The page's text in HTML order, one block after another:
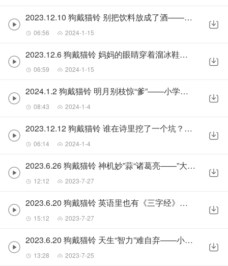
2023.12.10 狗戴猫铃 别把饮料放成了酒——食品饮料保质期知识（宣传版）
06:56 2024-1-15
2023.12.6 狗戴猫铃 妈妈的眼睛穿着溜冰鞋——大脑处理语言的神秘机制
06:59 2024-1-15
2024.1.2 狗戴猫铃 明月别枝惊“爹”——小学六年级上册《西江月》（宣传版）
08:43 2024-1-4
2023.12.12 狗戴猫铃 谁在诗里挖了一个坑？——小学语文五年级上册《题临安邸》(宣传版)
06:14 2024-1-4
2023.6.26 狗戴猫铃 神机妙”蒜“诸葛亮——”大蒜”恒久远，一颗永流传
12:12 2023-7-27
2023.6.20 狗戴猫铃 英语里也有《三字经》？——小墨滚雪球识字大法（一）
15:12 2023-7-27
2023.6.20 狗戴猫铃 天生“智力”难自弃——小墨滚雪球识字大法（二）
13:28 2023-7-25